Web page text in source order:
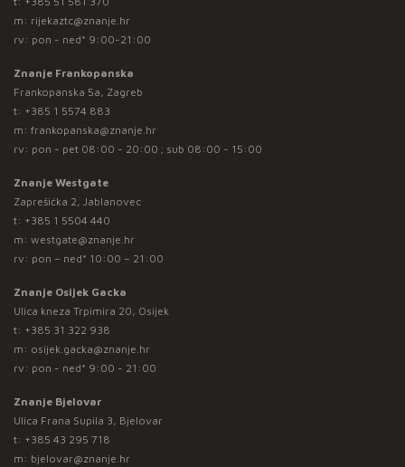
m: rijekaztc@znanje.hr
rv: pon - ned* 9:00-21:00
Znanje Frankopanska
Frankopanska 5a, Zagreb
t: +385 1 5574 883
m: frankopanska@znanje.hr
rv: pon - pet 08:00 - 20:00 ; sub 08:00 - 15:00
Znanje Westgate
Zaprešićka 2, Jablanovec
t: +385 1 5504 440
m: westgate@znanje.hr
rv: pon – ned* 10:00 – 21:00
Znanje Osijek Gacka
Ulica kneza Trpimira 20, Osijek
t: +385 31 322 938
m: osijek.gacka@znanje.hr
rv: pon - ned* 9:00 - 21:00
Znanje Bjelovar
Ulica Frana Supila 3, Bjelovar
t: +385 43 295 718
m: bjelovar@znanje.hr